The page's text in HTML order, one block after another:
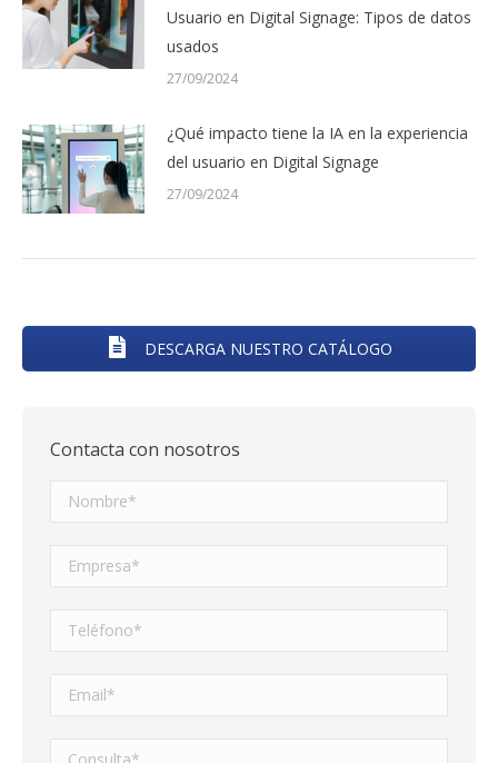
Usuario en Digital Signage: Tipos de datos
usados
27/09/2024
¿Qué impacto tiene la IA en la experiencia
del usuario en Digital Signage
27/09/2024
DESCARGA NUESTRO CATÁLOGO
Contacta con nosotros